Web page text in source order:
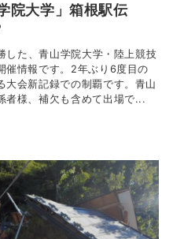
院大学」箱根駅伝
した、青山学院大学・陸上競技
催情報です。2年ぶり6度目の
大会新記録での制覇です。青山
者様、補欠も含めて出場で...